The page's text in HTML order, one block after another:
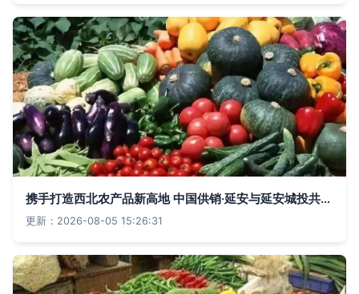
携手打造西北农产品新高地 中国供销·延安与延安城投共筑集散中心
更新：2026-08-05 15:26:31